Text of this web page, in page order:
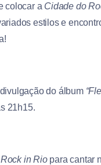
colocar a Cidade do
estilos e
do álbum
21h15.
Rock in Rio para cantar